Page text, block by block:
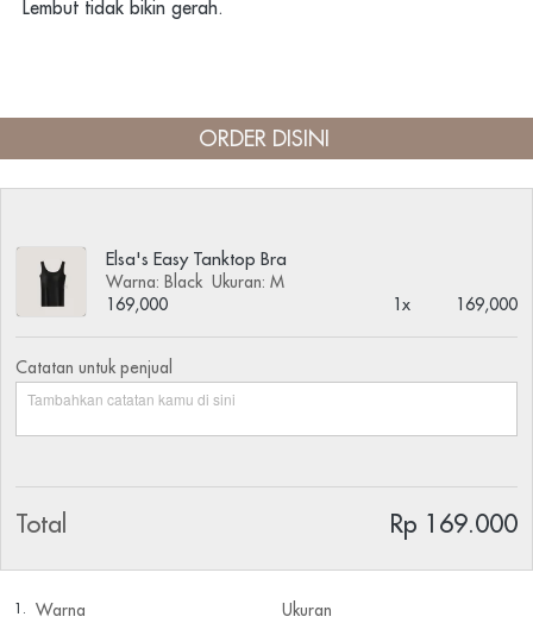
Lembut tidak bikin gerah.
ORDER DISINI
1. Warna Ukuran
Elsa's Easy Tanktop Bra
Warna: Black Ukuran: M
169,000
1x 169,000
Catatan untuk penjual
Total Rp 169.000